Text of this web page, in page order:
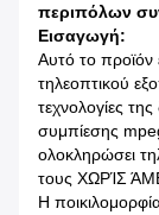
περιπόλων
Εισαγωγή:
Αυτό το προϊόν
τηλεοπτικού
τεχνολογίες
συμπίεσης
ολοκληρώσει
τους ΧΩΡΊΣ
Η